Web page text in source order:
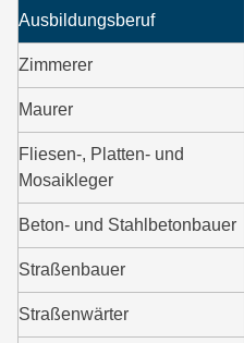
Ausbildungsberuf
Zimmerer
Maurer
Fliesen-, Platten- und
Mosaikleger
Beton- und Stahlbetonbauer
Straßenbauer
Straßenwärter